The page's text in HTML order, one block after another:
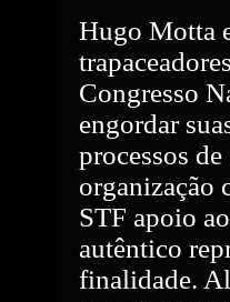
Hugo Motta
Congresso
engordar
processos
organização
STF apoio
autêntico
finalidade.